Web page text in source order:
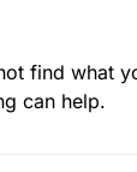
find what
can help.